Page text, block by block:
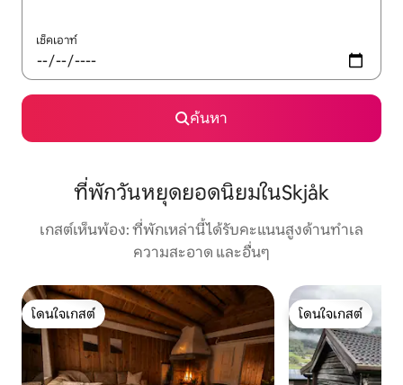
เช็คเอาท์
ค้นหา
ที่พักวันหยุดยอดนิยมในSkjåk
เกสต์เห็นพ้อง: ที่พักเหล่านี้ได้รับคะแนนสูงด้านทำเล
ความสะอาด และอื่นๆ
โดนใจเกสต์
โดนใจเกสต์
โดนใจเกสต์
โดนใจเกสต์